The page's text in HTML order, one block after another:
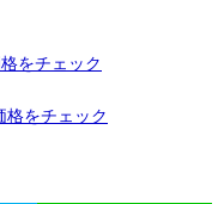
をチェック
格をチェック